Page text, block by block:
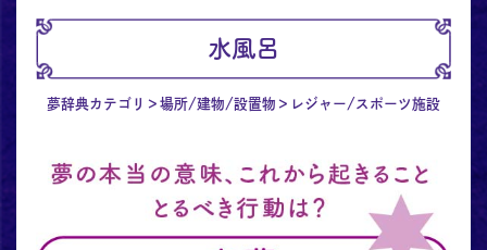
水風呂
夢辞典カテゴリ 場所/建物/設置物 レジャー/スポーツ施設